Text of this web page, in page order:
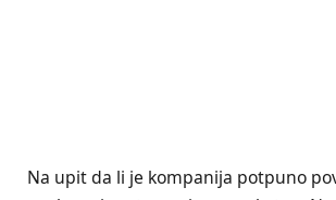
Na upit da li je kompanija potpuno